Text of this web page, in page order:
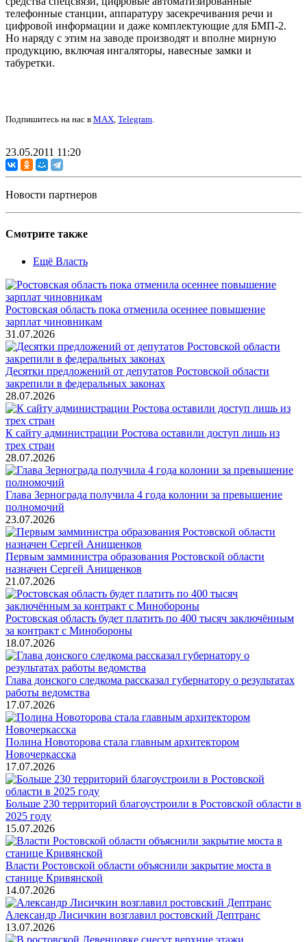
телефонные станции, аппаратуру засекречивания речи и
цифровой информации и даже комплектующие для БМП-2.
Но наряду с этим на заводе производят и вполне мирную
продукцию, включая ингаляторы, навесные замки и
табуретки.
Подпишитесь на нас в MAX, Telegram.
23.05.2011 11:20
Новости партнеров
Смотрите также
Ещё Власть
Ростовская область пока отменила осеннее повышение
зарплат чиновникам
31.07.2026
Десятки предложений от депутатов Ростовской области
закрепили в федеральных законах
28.07.2026
К сайту администрации Ростова оставили доступ лишь из
трех стран
28.07.2026
Глава Зернограда получила 4 года колонии за превышение
полномочий
23.07.2026
Первым замминистра образования Ростовской области
назначен Сергей Анищенков
21.07.2026
Ростовская область будет платить по 400 тысяч заключённым
за контракт с Минобороны
18.07.2026
Глава донского следкома рассказал губернатору о результатах
работы ведомства
17.07.2026
Полина Новоторова стала главным архитектором
Новочеркасска
17.07.2026
Больше 230 территорий благоустроили в Ростовской области в
2025 году
15.07.2026
Власти Ростовской области объяснили закрытие моста в
станице Кривянской
14.07.2026
Александр Лисичкин возглавил ростовский Дептранс
13.07.2026